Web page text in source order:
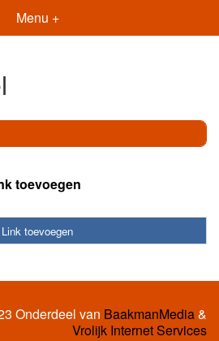
Menu +
toevoegen
Link toevoegen
Onderdeel van BaakmanMedia&
Vrolijk Internet Services